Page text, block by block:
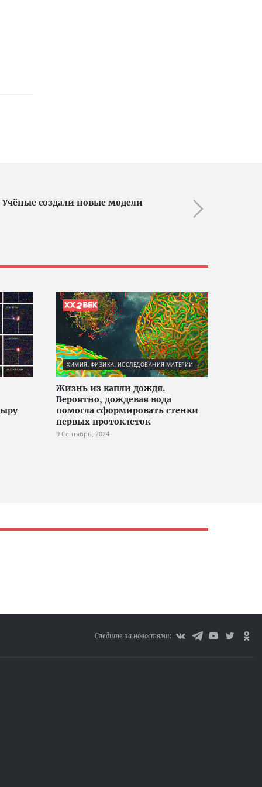
создали новые модели
ХИМИЯ, ФИЗИКА, ИССЛЕДОВАНИЯ МАТЕРИИ
Жизнь из капли дождя.
Вероятно, дождевая вода
помогла сформировать стенки
первых протоклеток
9 Сентябрь, 2024
Следите за новостями: